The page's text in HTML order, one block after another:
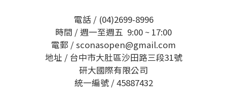
電話 / (04)2699-8996
時間 / 週一至週五 9:00 ~ 17:00
電郵 / sconasopen@gmail.com
地址 / 台中市大肚區沙田路三段31號
研大國際有限公司
統一編號 / 45887432